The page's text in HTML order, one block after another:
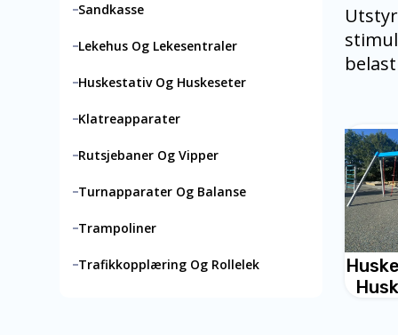
Sandkasse
Lekehus Og Lekesentraler
Huskestativ Og Huskeseter
Klatreapparater
Rutsjebaner Og Vipper
Turnapparater Og Balanse
Trampoliner
Trafikkopplæring Og Rollelek